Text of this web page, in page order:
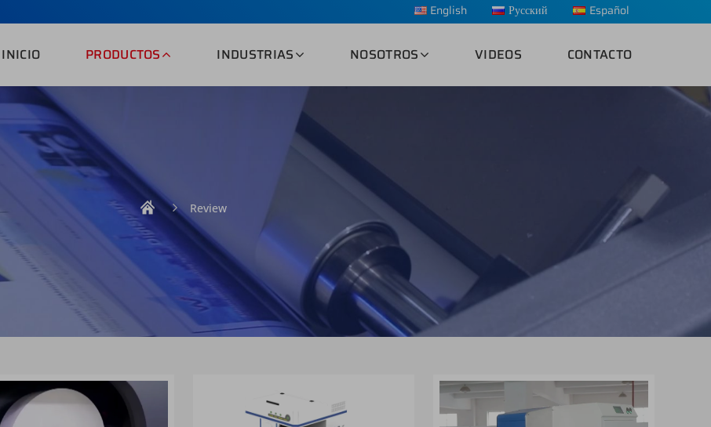
English Русский Español
INICIO PRODUCTOS INDUSTRIAS NOSOTROS VIDEOS CONTACTO
Review